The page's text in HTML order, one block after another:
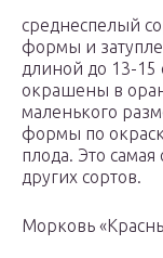
среднеспелый
формы и
длиной до 13-
окрашены в
маленького
формы по
плода. Это
других сортов.
Морковь